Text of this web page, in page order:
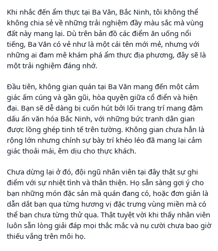
Khi nhắc đến ẩm thực tại Ba Văn, Bắc Ninh, tôi không thể
không chia sẻ về những trải nghiệm đầy màu sắc mà vùng
đất này mang lại. Dù trên bản đồ các điểm ăn uống nổi
tiếng, Ba Văn có vẻ như là một cái tên mới mẻ, nhưng với
những ai đam mê khám phá ẩm thực địa phương, đây sẽ là
một trải nghiệm đáng nhớ.
Đầu tiên, không gian quán tại Ba Văn mang đến một cảm
giác ấm cúng và gần gũi, hòa quyện giữa cổ điển và hiện
đại. Bạn sẽ dễ dàng bị cuốn hút bởi lối trang trí mang đậm
dấu ấn văn hóa Bắc Ninh, với những bức tranh dân gian
được lồng ghép tinh tế trên tường. Không gian chưa hẳn là
rộng lớn nhưng chính sự bày trí khéo léo đã mang lại cảm
giác thoải mái, êm dịu cho thực khách.
Chưa dừng lại ở đó, đội ngũ nhân viên tại đây thật sự ghi
điểm với sự nhiệt tình và thân thiện. Họ sẵn sàng gợi ý cho
bạn những món đặc sản mà quán đang có, hoặc đơn giản là
dẫn dắt bạn qua từng hương vị đặc trưng vùng miền mà có
thể bạn chưa từng thử qua. Thật tuyệt vời khi thấy nhân viên
luôn sẵn lòng giải đáp mọi thắc mắc và nụ cười chưa bao giờ
thiếu vắng trên môi họ.